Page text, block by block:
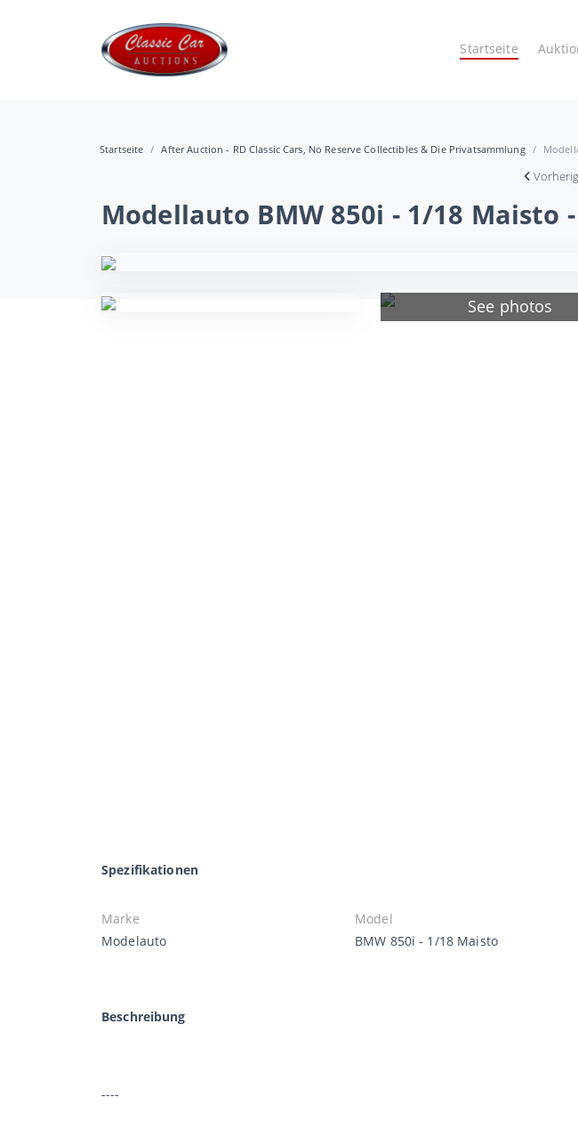
Startseite
Startseite After Auction - RD Classic Cars, No Reserve Collectibles & Die Privatsammlung
Modellauto BMW 850i - 1/18 Maisto -
See photos
Spezifikationen
Marke
Modelauto
Model
BMW 850i - 1/18 Maisto
Beschreibung
----